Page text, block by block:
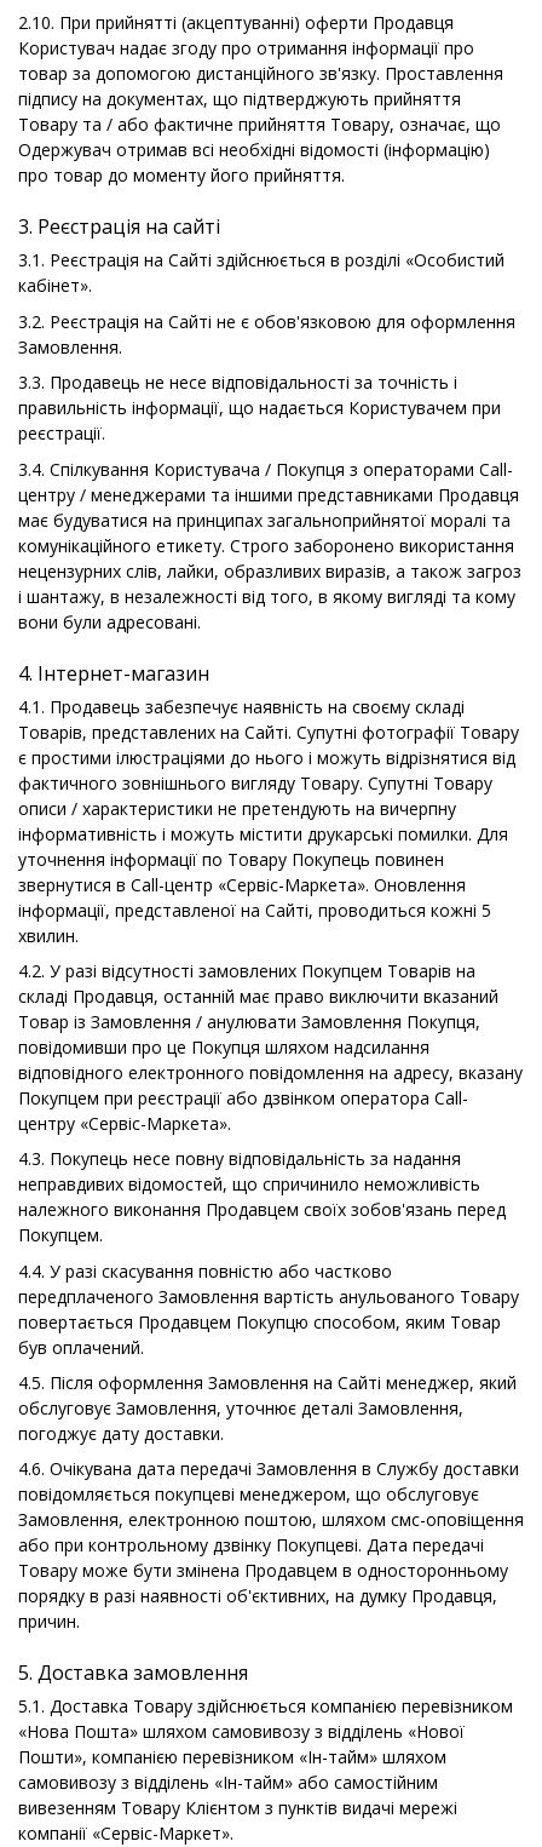
2.10. При прийнятті (акцептуванні) оферти Продавця
Користувач надає згоду про отримання інформації про
товар за допомогою дистанційного зв'язку. Проставлення
підпису на документах, що підтверджують прийняття
Товару та / або фактичне прийняття Товару, означає, що
Одержувач отримав всі необхідні відомості (інформацію)
про товар до моменту його прийняття.
3. Реєстрація на сайті
3.1. Реєстрація на Сайті здійснюється в розділі «Особистий
кабінет».
3.2. Реєстрація на Сайті не є обов'язковою для оформлення
Замовлення.
3.3. Продавець не несе відповідальності за точність і
правильність інформації, що надається Користувачем при
реєстрації.
3.4. Спілкування Користувача / Покупця з операторами Call-
центру / менеджерами та іншими представниками Продавця
має будуватися на принципах загальноприйнятої моралі та
комунікаційного етикету. Строго заборонено використання
нецензурних слів, лайки, образливих виразів, а також загроз
і шантажу, в незалежності від того, в якому вигляді та кому
вони були адресовані.
4. Інтернет-магазин
4.1. Продавець забезпечує наявність на своєму складі
Товарів, представлених на Сайті. Супутні фотографії Товару
є простими ілюстраціями до нього і можуть відрізнятися від
фактичного зовнішнього вигляду Товару. Супутні Товару
описи / характеристики не претендують на вичерпну
інформативність і можуть містити друкарські помилки. Для
уточнення інформації по Товару Покупець повинен
звернутися в Call-центр «Сервіс-Маркета». Оновлення
інформації, представленої на Сайті, проводиться кожні 5
хвилин.
4.2. У разі відсутності замовлених Покупцем Товарів на
складі Продавця, останній має право виключити вказаний
Товар із Замовлення / анулювати Замовлення Покупця,
повідомивши про це Покупця шляхом надсилання
відповідного електронного повідомлення на адресу, вказану
Покупцем при реєстрації або дзвінком оператора Call-
центру «Сервіс-Маркета».
4.3. Покупець несе повну відповідальність за надання
неправдивих відомостей, що спричинило неможливість
належного виконання Продавцем своїх зобов'язань перед
Покупцем.
4.4. У разі скасування повністю або частково
передплаченого Замовлення вартість анульованого Товару
повертається Продавцем Покупцю способом, яким Товар
був оплачений.
4.5. Після оформлення Замовлення на Сайті менеджер, який
обслуговує Замовлення, уточнює деталі Замовлення,
погоджує дату доставки.
4.6. Очікувана дата передачі Замовлення в Службу доставки
повідомляється покупцеві менеджером, що обслуговує
Замовлення, електронною поштою, шляхом смс-оповіщення
або при контрольному дзвінку Покупцеві. Дата передачі
Товару може бути змінена Продавцем в односторонньому
порядку в разі наявності об'єктивних, на думку Продавця,
причин.
5. Доставка замовлення
5.1. Доставка Товару здійснюється компанією перевізником
«Нова Пошта» шляхом самовивозу з відділень «Нової
Пошти», компанією перевізником «Ін-тайм» шляхом
самовивозу з відділень «Ін-тайм» або самостійним
вивезенням Товару Клієнтом з пунктів видачі мережі
компанії «Сервіс-Маркет».